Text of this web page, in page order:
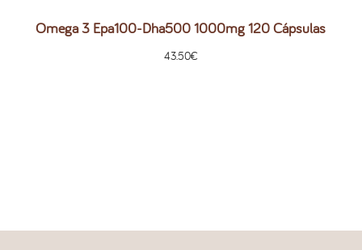
Omega 3 Epa100-Dha500 1000mg 120 Cápsulas
43.50€